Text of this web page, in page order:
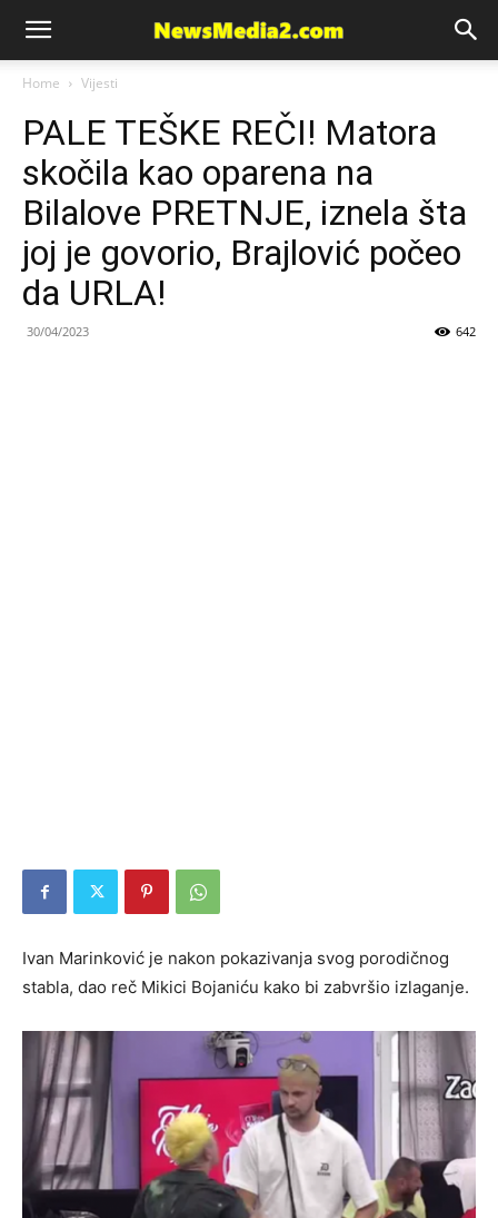
News
Media
Home Vijesti
PALE TEŠKE REČI! Matora
skočila kao oparena na
Bilalove PRETNJE, iznela šta
joj je govorio, Brajlović počeo
da URLA!
30/04/2023 642
Ivan Marinković je nakon pokazivanja svog porodičnog
stabla, dao reč Mikici Bojaniću kako bi zabvršio izlaganje.